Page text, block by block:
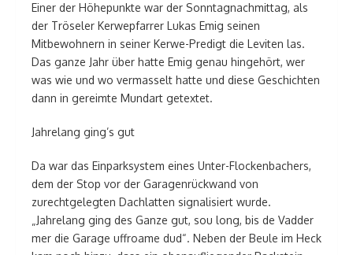
Einer der Höhepunkte war der Sonntagnachmittag, als
der Tröseler Kerwepfarrer Lukas Emig seinen
Mitbewohnern in seiner Kerwe-Predigt die Leviten las.
Das ganze Jahr über hatte Emig genau hingehört, wer
was wie und wo vermasselt hatte und diese Geschichten
dann in gereimte Mundart getextet.
Jahrelang ging’s gut
Da war das Einparksystem eines Unter-Flockenbachers,
dem der Stop vor der Garagenrückwand von
zurechtgelegten Dachlatten signalisiert wurde.
„Jahrelang ging des Ganze gut, sou long, bis de Vadder
mer die Garage uffroame dud“. Neben der Beule im Heck